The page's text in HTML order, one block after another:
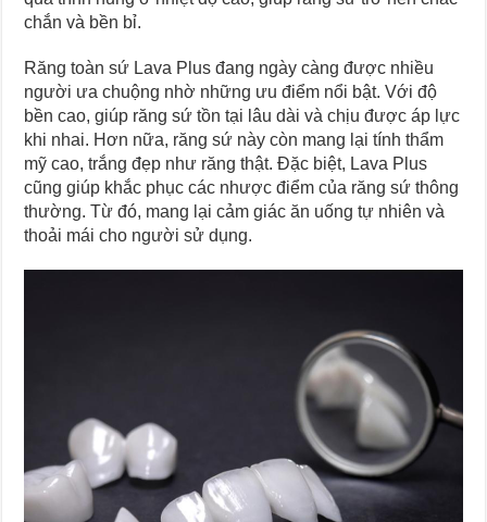
chắn và bền bỉ.
Răng toàn sứ Lava Plus đang ngày càng được nhiều
người ưa chuộng nhờ những ưu điểm nổi bật. Với độ
bền cao, giúp răng sứ tồn tại lâu dài và chịu được áp lực
khi nhai. Hơn nữa, răng sứ này còn mang lại tính thẩm
mỹ cao, trắng đẹp như răng thật. Đặc biệt, Lava Plus
cũng giúp khắc phục các nhược điểm của răng sứ thông
thường. Từ đó, mang lại cảm giác ăn uống tự nhiên và
thoải mái cho người sử dụng.